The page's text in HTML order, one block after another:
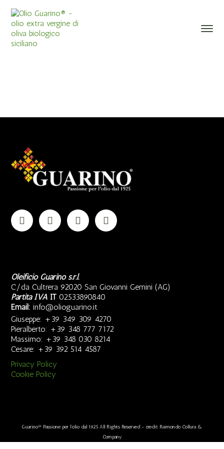
Oleificio Guarino s.r.l.
C/da Cultrera 92020 San Giovanni Gemini (AG)
Partita IVA IT02533890840
Email:info@olioguarino.it
Giuseppe: +39 349 309 4270
Pieralberto: +39 348 777 7172
Massimo: +39 348 030 8214
Cesare: +39 392 514 4587
Privacy Policy
Cookie Policy
Guarino® Passione per l'olio dal 1925 All Rights Reserved - credit Raimondo Collura &
Company